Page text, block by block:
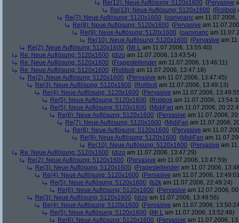
Re(12): Neue Auflösung: 5120x1600 (Pervasive
Re(13): Neue Auflösung: 5120x1600 (Roliboli
Re(7): Neue Auflösung: 5120x1600 (oanvoanc am 11.07.2006,
Re(8): Neue Auflösung: 5120x1600 (Pervasive am
Re(9): Neue Auflösung: 5120x1600 (oanvoanc am
Re(10): Neue Auflösung: 5120x1600 (Pervasive am
Re(2): Neue Auflösung: 5120x1600 (Mr L am 11.07.2006, 13:55:40)
Re: Neue Auflösung: 5120x1600 (dizo am 11.07.2006, 13:43:54)
Re: Neue Auflösung: 5120x1600 (Fragestellender am 11.07.2006, 13:46:11)
Re: Neue Auflösung: 5120x1600 (Roliboli am 11.07.2006, 13:47:18)
Re(2): Neue Auflösung: 5120x1600 (Pervasive am 11.07.2006, 13:47:45)
Re(3): Neue Auflösung: 5120x1600 (Roliboli am 11.07.2006, 13:49:13)
Re(4): Neue Auflösung: 5120x1600 (Pervasive am 11.07.2006,
Re(5): Neue Auflösung: 5120x1600 (Roliboli am 11.07.2006,
Re(5): Neue Auflösung: 5120x1600 (MidiFan am 11.07.2006,
Re(6): Neue Auflösung: 5120x1600 (Pervasive am 11.07.2006,
Re(7): Neue Auflösung: 5120x1600 (MidiFan am 11.07.2006,
Re(8): Neue Auflösung: 5120x1600 (Pervasive am
Re(9): Neue Auflösung: 5120x1600 (MidiFan am
Re(10): Neue Auflösung: 5120x1600 (Pervasive am
Re: Neue Auflösung: 5120x1600 (dizo am 11.07.2006, 13:47:29)
Re(2): Neue Auflösung: 5120x1600 (Pervasive am 11.07.2006, 13:47:59)
Re(3): Neue Auflösung: 5120x1600 (Fragestellender am 11.07.2006,
Re(4): Neue Auflösung: 5120x1600 (Pervasive am 11.07.2006,
Re(5): Neue Auflösung: 5120x1600 (b2k am 11.07.2006, 22:49:24)
Re(6): Neue Auflösung: 5120x1600 (Pervasive am 12.07.2006,
Re(3): Neue Auflösung: 5120x1600 (dizo am 11.07.2006, 13:49:56)
Re(4): Neue Auflösung: 5120x1600 (Pervasive am 11.07.2006,
Re(5): Neue Auflösung: 5120x1600 (Mr L am 11.07.2006, 13:52:48)
Re(6): Neue Auflösung: 5120x1600 (Pervasive am 11.07.2006,